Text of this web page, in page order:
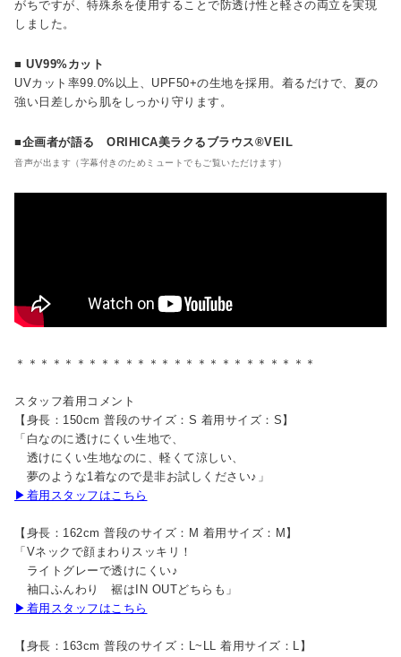
がちですが、特殊糸を使用することで防透け性と軽さの両立を実現
しました。
■ UV99%カット
UVカット率99.0%以上、UPF50+の生地を採用。着るだけで、夏の
強い日差しから肌をしっかり守ります。
■企画者が語る ORIHICA美ラクるブラウス®VEIL
音声が出ます（字幕付きのためミュートでもご覧いただけます）
＊＊＊＊＊＊＊＊＊＊＊＊＊＊＊＊＊＊＊＊＊＊＊＊＊
スタッフ着用コメント
【身長：150cm 普段のサイズ：S 着用サイズ：S】
「白なのに透けにくい生地で、
透けにくい生地なのに、軽くて涼しい、
夢のような1着なので是非お試しください♪」
▶着用スタッフはこちら
【身長：162cm 普段のサイズ：M 着用サイズ：M】
「Vネックで顔まわりスッキリ！
ライトグレーで透けにくい♪
袖口ふんわり 裾はIN OUTどちらも」
▶着用スタッフはこちら
【身長：163cm 普段のサイズ：L~LL 着用サイズ：L】